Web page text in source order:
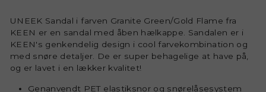
UNEEK Sandal i farven Granite Green/Gold Flame fra
KEEN er en sandal med åben hælkappe. Sandalen er i
KEEN's genkendelig design i cool farvekombination og
med snøre detaljer. De er super behagelige at have på,
og er lavet i en lækker kvalitet!
Genanvendt PET elastiksnor og snørelåsesystem